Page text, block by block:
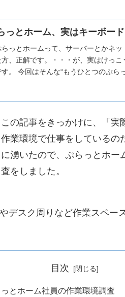
っとホーム、実はキーボー
らっとホームって、サーバーとかネ
方、正解です。・・・が、実はけっ
す。 今回はそんな“もうひとつのぷら
この記事をきっかけに、「実
作業環境で仕事をしているの
に湧いたので、ぷらっとホー
査をしました。
デスク周りなど作業スペー
目次
とホーム社員の作業環境調査